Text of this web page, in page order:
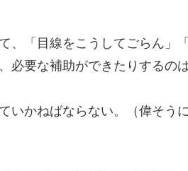
、「目線をこうしてごらん」
必要な補助ができたりするの
いかねばならない。（偉そう